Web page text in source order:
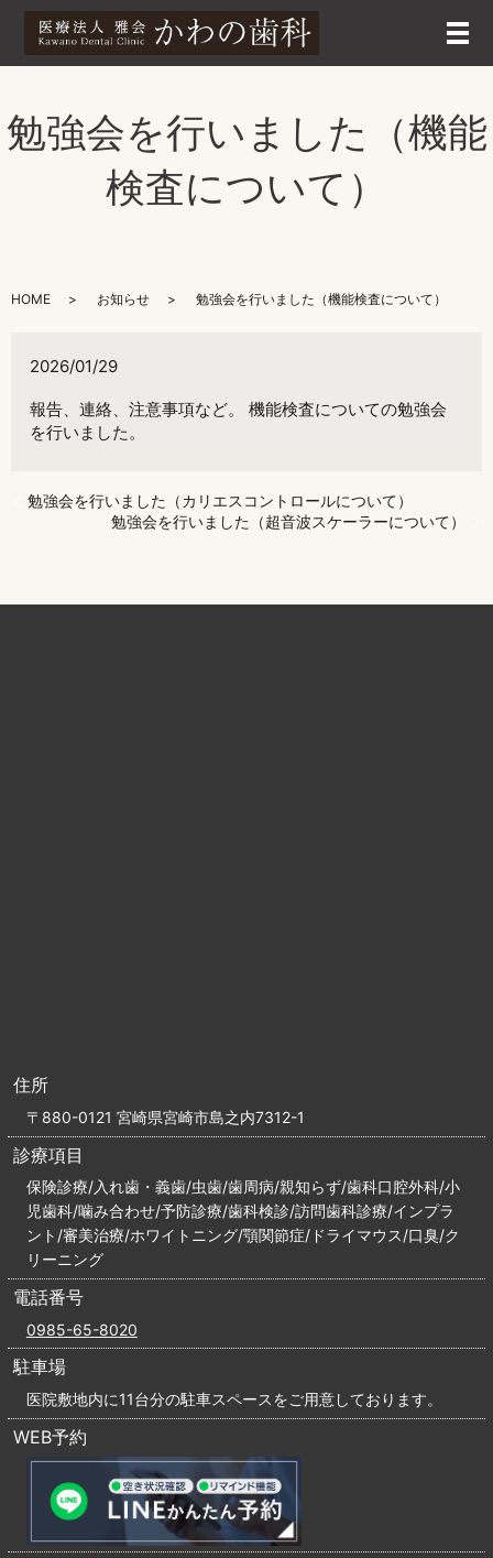
メ
勉強会を行いました（機能
検査について）
HOME お知らせ 勉強会を行いました（機能検査について）
2026/01/29
報告、連絡、注意事項など。 機能検査についての勉強会
を行いました。
勉強会を行いました（カリエスコントロールについて）
勉強会を行いました（超音波スケーラーについて）
住所
〒880-0121 宮崎県宮崎市島之内7312-1
診療項目
保険診療/入れ歯・義歯/虫歯/歯周病/親知らず/歯科口腔外科/小
児歯科/噛み合わせ/予防診療/歯科検診/訪問歯科診療/インプラ
ント/審美治療/ホワイトニング/顎関節症/ドライマウス/口臭/ク
リーニング
電話番号
0985-65-8020
駐車場
医院敷地内に11台分の駐車スペースをご用意しております。
WEB予約